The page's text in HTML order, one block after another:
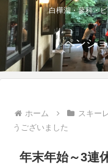
白樺湖・蓼科・
ペンシ
ホーム スキー
うございました
年末年始～3連